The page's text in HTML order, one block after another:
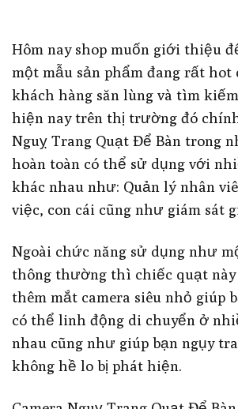
Hôm nay shop muốn giới thiệu
một mẫu sản phẩm đang rất hot
khách hàng săn lùng và tìm
hiện nay trên thị trường đó
Nguỵ Trang Quạt Để Bàn trong
hoàn toàn có thể sử dụng với
khác nhau như: Quản lý nhân
việc, con cái cũng như giám sát
Ngoài chức năng sử dụng như
thông thường thì chiếc quạt này
thêm mắt camera siêu nhỏ giúp
có thể linh động di chuyển ở
nhau cũng như giúp bạn ngụy
không hề lo bị phát hiện.